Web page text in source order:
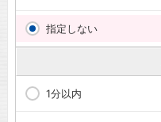
指定しない
1分以内